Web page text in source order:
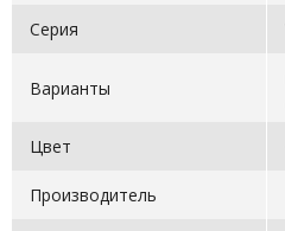
Серия
Варианты
Цвет
Производитель